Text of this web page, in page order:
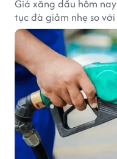
Giá xăng dầu hôm
tục đà giảm nhẹ so